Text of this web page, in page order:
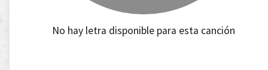
No hay letra disponible para esta canción